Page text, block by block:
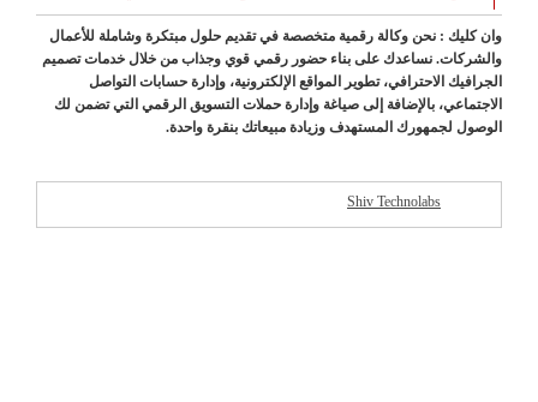
وان كليك : نحن وكالة رقمية متخصصة في تقديم حلول مبتكرة وشاملة للأعمال
والشركات. نساعدك على بناء حضور رقمي قوي وجذاب من خلال خدمات تصميم
الجرافيك الاحترافي، تطوير المواقع الإلكترونية، وإدارة حسابات التواصل
الاجتماعي، بالإضافة إلى صياغة وإدارة حملات التسويق الرقمي التي تضمن لك
الوصول لجمهورك المستهدف وزيادة مبيعاتك بنقرة واحدة.
Shiv Technolabs